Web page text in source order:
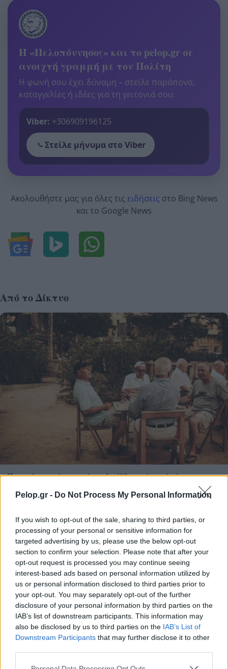
Pelop.gr - Do Not Process My Personal Information
If you wish to opt-out of the sale, sharing to third parties, or
processing of your personal or sensitive information for
targeted advertising by us, please use the below opt-out
section to confirm your selection. Please note that after your
opt-out request is processed you may continue seeing
interest-based ads based on personal information utilized by
us or personal information disclosed to third parties prior to
your opt-out. You may separately opt-out of the further
disclosure of your personal information by third parties on the
IAB’s list of downstream participants. This information may
also be disclosed by us to third parties on the IAB’s List of
Downstream Participants that may further disclose it to other
Please note that this website/app uses one or more Google
Η «Πελοπόννησος» και το pelop.gr σε
ανοιχτή γραμμή με τον Πολίτη
Η φωνή σου έχει δύναμη – στείλε παράπονα,
καταγγελίες ή ιδέες για τη γειτονιά σου.
Viber: +306909196125
Στείλε μήνυμα στο Viber
Ακολουθήστε μας για όλες τις ειδήσεις στο Bing News
και το Google News
Από το Δίκτυο
Ποιοι δικαιούνται σύνταξη 409 ευρώ χωρίς ένσημα
Η OpenAI σταματά το μοντέλο Astra που έλυσε 10
μαθηματικά αινίγματα δεκαετιών